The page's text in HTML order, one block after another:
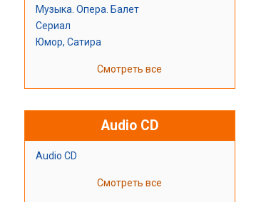
Музыка. Опера. Балет
Сериал
Юмор, Сатира
Смотреть все
Audio CD
Audio CD
Смотреть все